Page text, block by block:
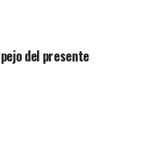
del presente